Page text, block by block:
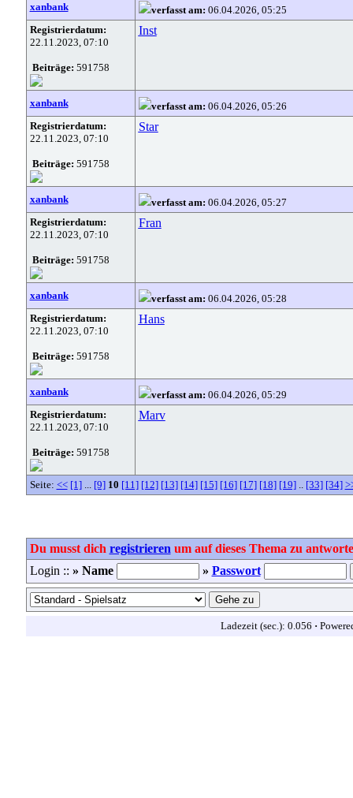
xanbank verfasst am: 06.04.2026, 05:25
Registrierdatum:
22.11.2023, 07:10
Beiträge: 591758
Inst
xanbank verfasst am: 06.04.2026, 05:26
Registrierdatum:
22.11.2023, 07:10
Beiträge: 591758
Star
xanbank verfasst am: 06.04.2026, 05:27
Registrierdatum:
22.11.2023, 07:10
Beiträge: 591758
Fran
xanbank verfasst am: 06.04.2026, 05:28
Registrierdatum:
22.11.2023, 07:10
Beiträge: 591758
Hans
xanbank verfasst am: 06.04.2026, 05:29
Registrierdatum:
22.11.2023, 07:10
Beiträge: 591758
Marv
Seite: << [1]... [9] 10 [11] [12] [13] [14] [15] [16] [17] [18] [19].. [33] [34]
Du musst dich registrieren um auf dieses Thema zu
Login :: » Name » Passwort
Ladezeit (sec.): 0.056 ·